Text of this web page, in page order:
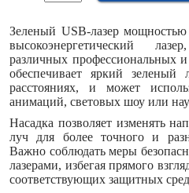
Зеленый USB-лазер
высокоэнергетический
различных профессиональных
обеспечивает яркий
расстояниях, и может
анимаций, световых шоу или
Насадка позволяет изменять
луч для более точного и
Важно соблюдать меры
лазерами, избегая прямого
соответствующих защитных